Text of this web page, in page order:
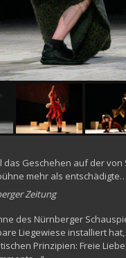
das Geschehen auf der
mehr als
Zeitung
des Nürnberger
Liegewiese installiert
Prinzipien: Freie